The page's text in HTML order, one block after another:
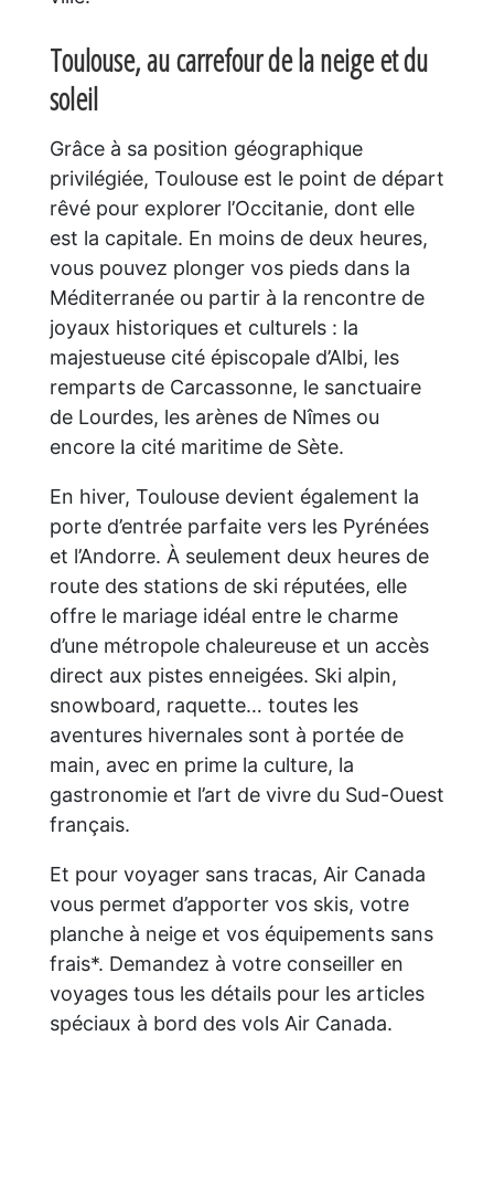
Toulouse, au carrefour de la neige et du
soleil
Grâce à sa position géographique
privilégiée, Toulouse est le point de départ
rêvé pour explorer l’Occitanie, dont elle
est la capitale. En moins de deux heures,
vous pouvez plonger vos pieds dans la
Méditerranée ou partir à la rencontre de
joyaux historiques et culturels : la
majestueuse cité épiscopale d’Albi, les
remparts de Carcassonne, le sanctuaire
de Lourdes, les arènes de Nîmes ou
encore la cité maritime de Sète.
En hiver, Toulouse devient également la
porte d’entrée parfaite vers les Pyrénées
et l’Andorre. À seulement deux heures de
route des stations de ski réputées, elle
offre le mariage idéal entre le charme
d’une métropole chaleureuse et un accès
direct aux pistes enneigées. Ski alpin,
snowboard, raquette… toutes les
aventures hivernales sont à portée de
main, avec en prime la culture, la
gastronomie et l’art de vivre du Sud-Ouest
français.
Et pour voyager sans tracas, Air Canada
vous permet d’apporter vos skis, votre
planche à neige et vos équipements sans
frais*. Demandez à votre conseiller en
voyages tous les détails pour les articles
spéciaux à bord des vols Air Canada.